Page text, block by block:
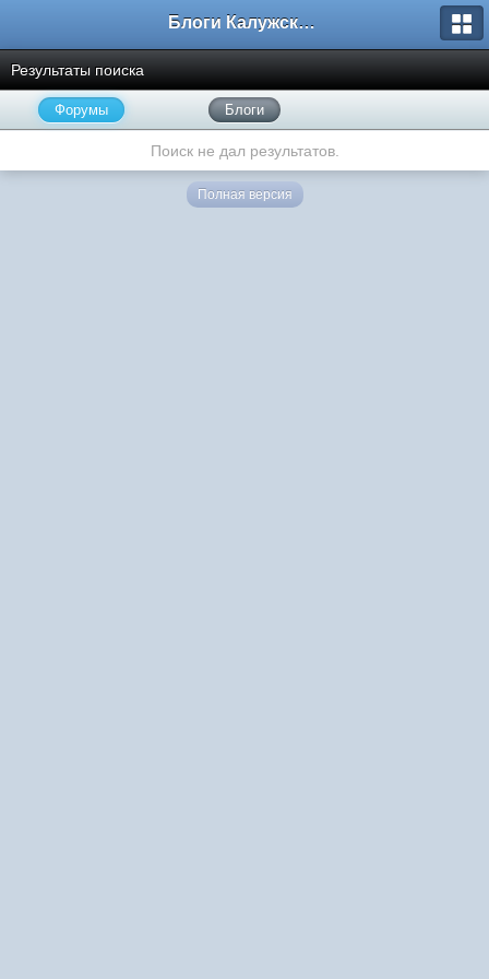
Блоги Калужского перекрестка
Результаты поиска
Форумы Блоги
Поиск не дал результатов.
Полная версия